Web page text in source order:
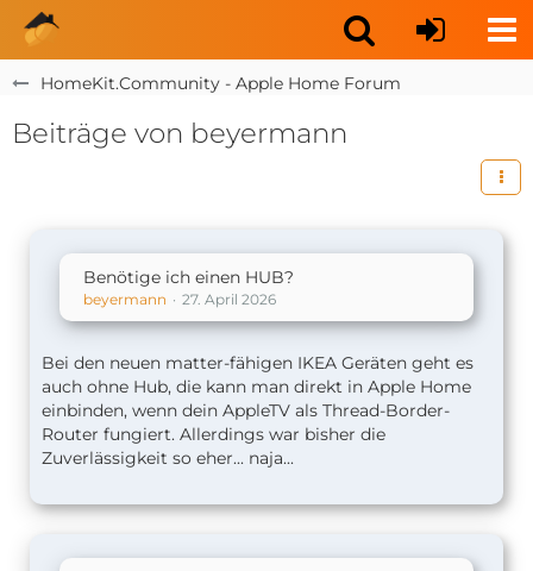
HomeKit.Community - Apple Home Forum
Beiträge von beyermann
Benötige ich einen HUB?
beyermann 27. April 2026
Bei den neuen matter-fähigen IKEA Geräten geht es
auch ohne Hub, die kann man direkt in Apple Home
einbinden, wenn dein AppleTV als Thread-Border-
Router fungiert. Allerdings war bisher die
Zuverlässigkeit so eher... naja...